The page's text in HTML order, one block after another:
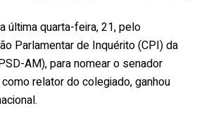
última quarta-feira, 21, pelo
Parlamentar de Inquérito (CPI) da
AM), para nomear o senador
relator do colegiado, ganhou